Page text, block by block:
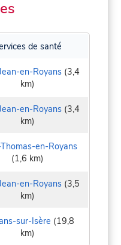
de santé
en-Royans (3,4
km)
en-Royans (3,4
km)
en-Royans
(1,6 km)
en-Royans (3,5
km)
sur-Isère (19,8
km)